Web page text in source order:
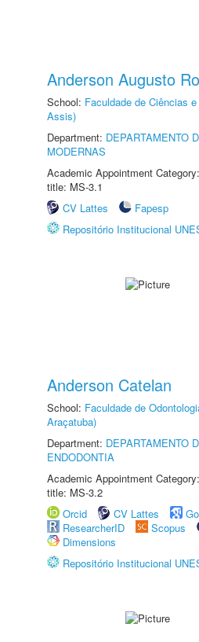
Anderson Augusto
School: Faculdade de Ciências
Assis)
Department: DEPARTAMENTO
MODERNAS
Academic Appointment
title: MS-3.1
CV Lattes
Fapesp
Repositório Institucional
Anderson Catelan
School: Faculdade de
Araçatuba)
Department: DEPARTAMENTO
ENDODONTIA
Academic Appointment
title: MS-3.2
Orcid
CV Lattes
ResearcherID
Scopus
Dimensions
Repositório Institucional